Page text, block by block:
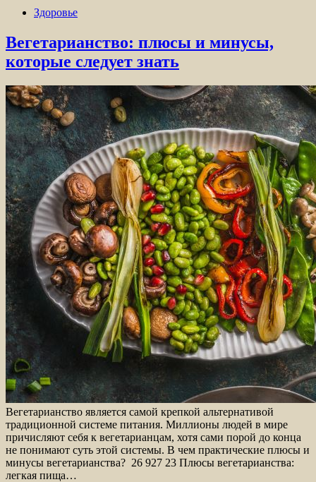
Здоровье
Вегетарианство: плюсы и минусы,
которые следует знать
Вегетарианство является самой крепкой альтернативой
традиционной системе питания. Миллионы людей в мире
причисляют себя к вегетарианцам, хотя сами порой до конца
не понимают суть этой системы. В чем практические плюсы и
минусы вегетарианства? 26 927 23 Плюсы вегетарианства:
легкая пища…